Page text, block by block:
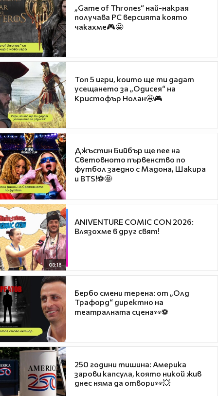
„Game of Thrones“ най-накрая
получава PC версията която
чакахме🎮🤩
Топ 5 игри, които ще ти дадат
усещането за „Одисея“ на
Кристофър Нолан🤩🎮
Джъстин Бийбър ще пее на
Световното първенство по
футбол заедно с Мадона, Шакира
и BTS!⚽🤩
08:16
ANIVENTURE COMIC CON 2026:
Влязохме в друг свят!
Бербо смени терена: от „Олд
Трафорд“ директно на
театралната сцена👀⚽
250 години тишина: Америка
зарови капсула, която никой жив
днес няма да отвори👀💥